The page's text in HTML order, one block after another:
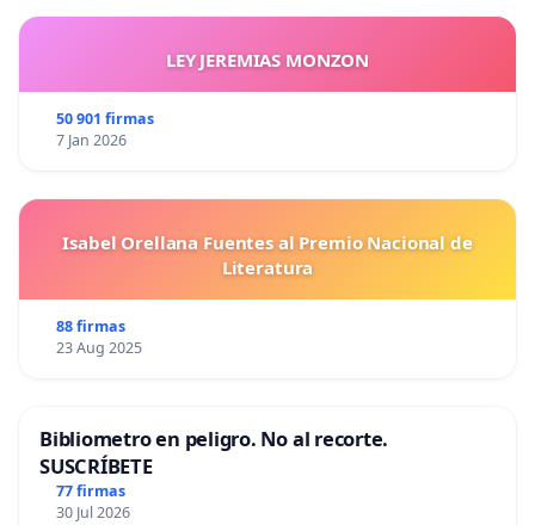
LEY JEREMIAS MONZON
50 901 firmas
7 Jan 2026
Isabel Orellana Fuentes al Premio Nacional de
Literatura
88 firmas
23 Aug 2025
Bibliometro en peligro. No al recorte.
SUSCRÍBETE
77 firmas
30 Jul 2026